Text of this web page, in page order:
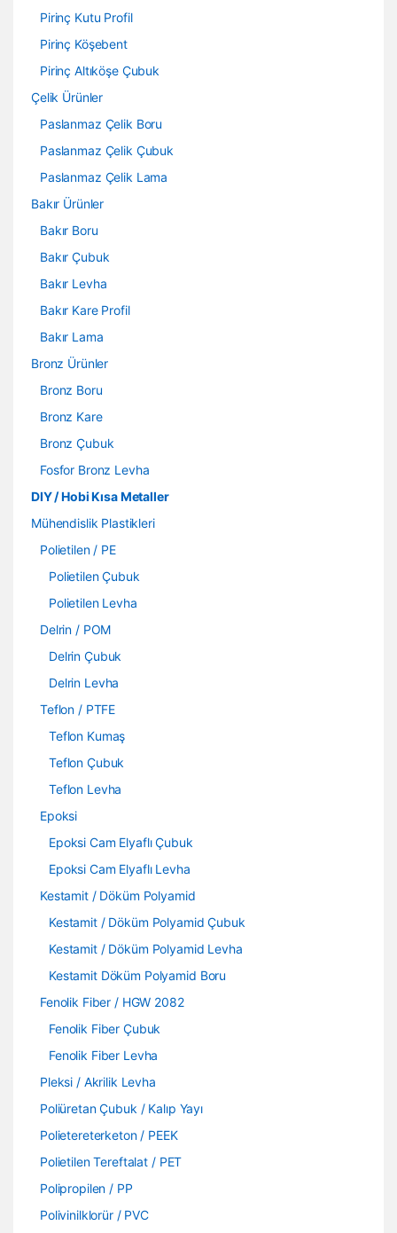
Pirinç Kutu Profil
Pirinç Köşebent
Pirinç Altıköşe Çubuk
Çelik Ürünler
Paslanmaz Çelik Boru
Paslanmaz Çelik Çubuk
Paslanmaz Çelik Lama
Bakır Ürünler
Bakır Boru
Bakır Çubuk
Bakır Levha
Bakır Kare Profil
Bakır Lama
Bronz Ürünler
Bronz Boru
Bronz Kare
Bronz Çubuk
Fosfor Bronz Levha
DIY / Hobi Kısa Metaller
Mühendislik Plastikleri
Polietilen / PE
Polietilen Çubuk
Polietilen Levha
Delrin / POM
Delrin Çubuk
Delrin Levha
Teflon / PTFE
Teflon Kumaş
Teflon Çubuk
Teflon Levha
Epoksi
Epoksi Cam Elyaflı Çubuk
Epoksi Cam Elyaflı Levha
Kestamit / Döküm Polyamid
Kestamit / Döküm Polyamid Çubuk
Kestamit / Döküm Polyamid Levha
Kestamit Döküm Polyamid Boru
Fenolik Fiber / HGW 2082
Fenolik Fiber Çubuk
Fenolik Fiber Levha
Pleksi / Akrilik Levha
Poliüretan Çubuk / Kalıp Yayı
Polietereterketon / PEEK
Polietilen Tereftalat / PET
Polipropilen / PP
Polivinilklorür / PVC